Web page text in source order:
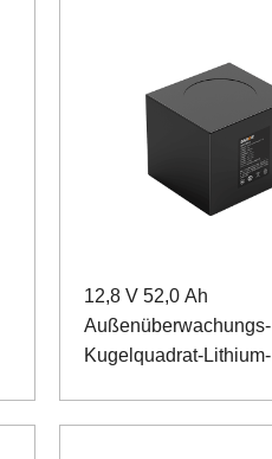
12,8 V 52,0 Ah
Außenüberwachungs-
Kugelquadrat-Lithium-